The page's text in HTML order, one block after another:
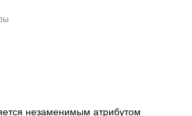
незаменимым атрибутом